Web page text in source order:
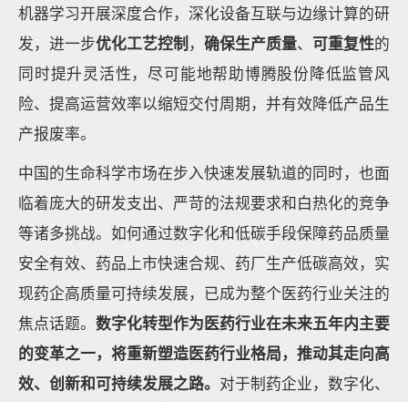
机器学习开展深度合作，深化设备互联与边缘计算的研
发，进一步优化工艺控制， 确保生产质量、 可重复性的
同时提升灵活性，尽可能地帮助博腾股份降低监管风
险、提高运营效率以缩短交付周期，并有效降低产品生
产报废率。
中国的生命科学市场在步入快速发展轨道的同时，也面
临着庞大的研发支出、严苛的法规要求和白热化的竞争
等诸多挑战。如何通过数字化和低碳手段保障药品质量
安全有效、药品上市快速合规、药厂生产低碳高效，实
现药企高质量可持续发展，已成为整个医药行业关注的
焦点话题。 数字化转型作为医药行业在未来五年内主要
的变革之一，将重新塑造医药行业格局，推动其走向高
效、创新和可持续发展之路。 对于制药企业，数字化、